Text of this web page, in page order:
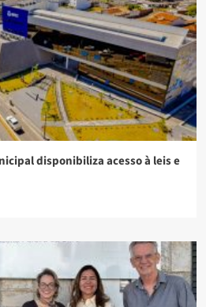
disponibiliza acesso à leis e